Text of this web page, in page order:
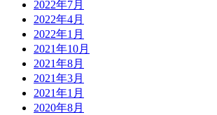
2022年7月
2022年4月
2022年1月
2021年10月
2021年8月
2021年3月
2021年1月
2020年8月